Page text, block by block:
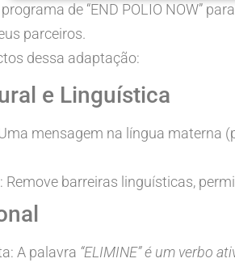
de “END POLIO NOW”
parceiros.
dessa adaptação:
e Linguística
mensagem na língua materna
barreiras linguísticas,
A palavra “ELIMINE” é um verbo